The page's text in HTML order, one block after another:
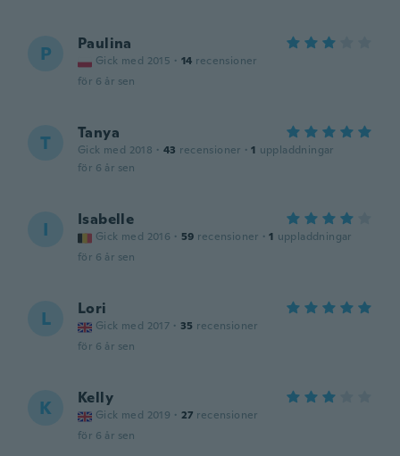
P Paulina
Gick med 2015 · 14 recensioner
för 6 år sen
T Tanya
Gick med 2018 · 43 recensioner · 1 uppladdningar
för 6 år sen
I Isabelle
Gick med 2016 · 59 recensioner · 1 uppladdningar
för 6 år sen
L Lori
Gick med 2017 · 35 recensioner
för 6 år sen
K Kelly
Gick med 2019 · 27 recensioner
för 6 år sen